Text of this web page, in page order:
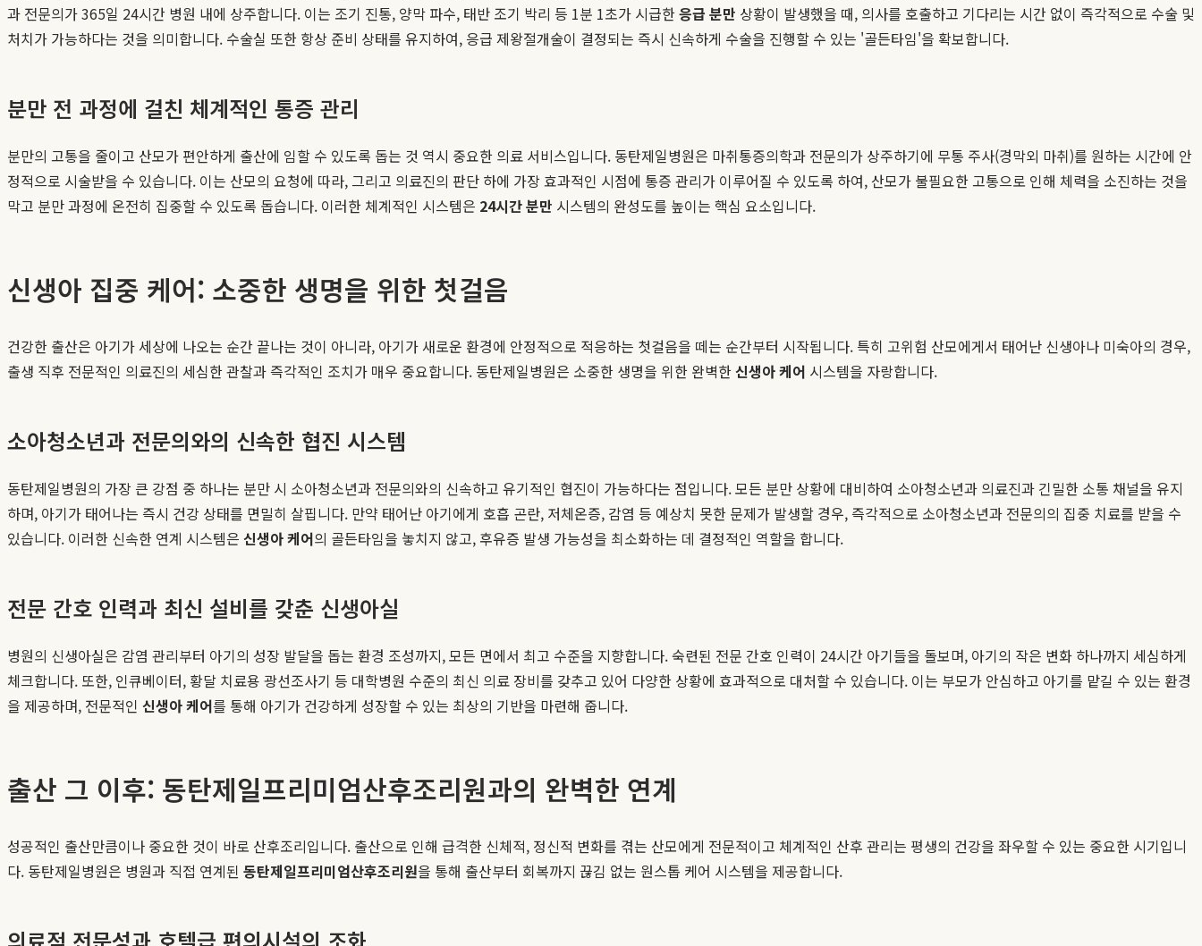
과 전문의가 365일 24시간 병원 내에 상주합니다. 이는 조기 진통, 양막 파수, 태반 조기 박리 등 1분 1초가 시급한응급 분만 상황이 발생했을 때, 의사를 호출하고 기다리는 시간 없이 즉각적으로 수술 및
처치가 가능하다는 것을 의미합니다. 수술실 또한 항상 준비 상태를 유지하여, 응급 제왕절개술이 결정되는 즉시 신속하게 수술을 진행할 수 있는 '골든타임'을 확보합니다.
분만 전 과정에 걸친 체계적인 통증 관리
분만의 고통을 줄이고 산모가 편안하게 출산에 임할 수 있도록 돕는 것 역시 중요한 의료 서비스입니다. 동탄제일병원은 마취통증의학과 전문의가 상주하기에 무통 주사(경막외 마취)를 원하는 시간에 안
정적으로 시술받을 수 있습니다. 이는 산모의 요청에 따라, 그리고 의료진의 판단 하에 가장 효과적인 시점에 통증 관리가 이루어질 수 있도록 하여, 산모가 불필요한 고통으로 인해 체력을 소진하는 것을
막고 분만 과정에 온전히 집중할 수 있도록 돕습니다. 이러한 체계적인 시스템은 24시간 분만 시스템의 완성도를 높이는 핵심 요소입니다.
신생아 집중 케어: 소중한 생명을 위한 첫걸음
건강한 출산은 아기가 세상에 나오는 순간 끝나는 것이 아니라, 아기가 새로운 환경에 안정적으로 적응하는 첫걸음을 떼는 순간부터 시작됩니다. 특히 고위험 산모에게서 태어난 신생아나 미숙아의 경우,
출생 직후 전문적인 의료진의 세심한 관찰과 즉각적인 조치가 매우 중요합니다. 동탄제일병원은 소중한 생명을 위한 완벽한신생아 케어 시스템을 자랑합니다.
소아청소년과 전문의와의 신속한 협진 시스템
동탄제일병원의 가장 큰 강점 중 하나는 분만 시 소아청소년과 전문의와의 신속하고 유기적인 협진이 가능하다는 점입니다. 모든 분만 상황에 대비하여 소아청소년과 의료진과 긴밀한 소통 채널을 유지
하며, 아기가 태어나는 즉시 건강 상태를 면밀히 살핍니다. 만약 태어난 아기에게 호흡 곤란, 저체온증, 감염 등 예상치 못한 문제가 발생할 경우, 즉각적으로 소아청소년과 전문의의 집중 치료를 받을 수
있습니다. 이러한 신속한 연계 시스템은 신생아 케어의 골든타임을 놓치지 않고, 후유증 발생 가능성을 최소화하는 데 결정적인 역할을 합니다.
전문 간호 인력과 최신 설비를 갖춘 신생아실
병원의 신생아실은 감염 관리부터 아기의 성장 발달을 돕는 환경 조성까지, 모든 면에서 최고 수준을 지향합니다. 숙련된 전문 간호 인력이 24시간 아기들을 돌보며, 아기의 작은 변화 하나까지 세심하게
체크합니다. 또한, 인큐베이터, 황달 치료용 광선조사기 등 대학병원 수준의 최신 의료 장비를 갖추고 있어 다양한 상황에 효과적으로 대처할 수 있습니다. 이는 부모가 안심하고 아기를 맡길 수 있는 환경
을 제공하며, 전문적인 신생아 케어를 통해 아기가 건강하게 성장할 수 있는 최상의 기반을 마련해 줍니다.
출산 그 이후: 동탄제일프리미엄산후조리원과의 완벽한 연계
성공적인 출산만큼이나 중요한 것이 바로 산후조리입니다. 출산으로 인해 급격한 신체적, 정신적 변화를 겪는 산모에게 전문적이고 체계적인 산후 관리는 평생의 건강을 좌우할 수 있는 중요한 시기입니
다. 동탄제일병원은 병원과 직접 연계된 동탄제일프리미엄산후조리원을 통해 출산부터 회복까지 끊김 없는 원스톱 케어 시스템을 제공합니다.